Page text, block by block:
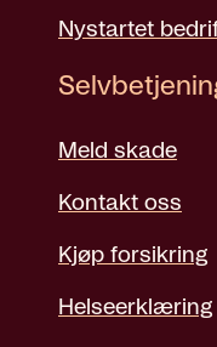
Nystartet
Meld skade
Kontakt oss
Kjøp forsikring
Helseerklæring